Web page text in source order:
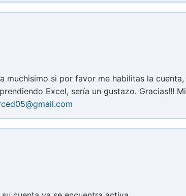
muchisimo si por favor me habilitas la cuenta,
Excel, sería un gustazo. Gracias!!! Mi